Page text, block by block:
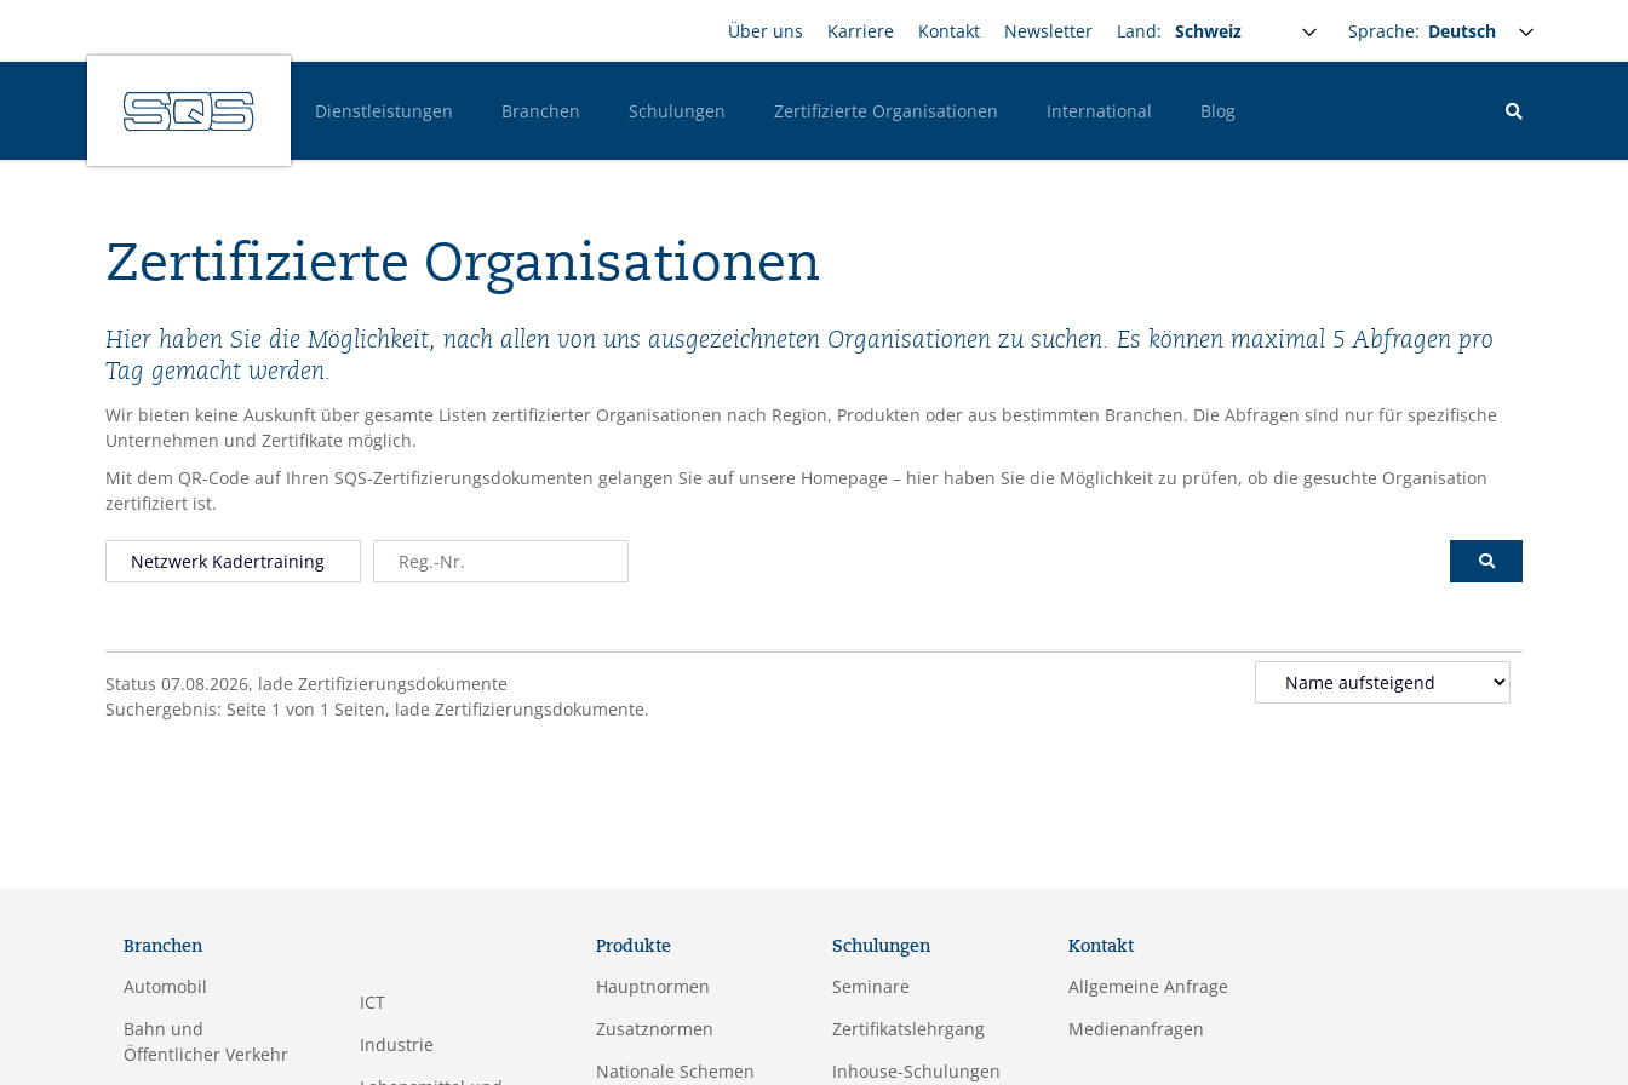
zum
Inhalt
Headernavigation
Über uns Karriere Kontakt Newsletter Land: Sprache: Select your language
Hauptnavigation Desktop
Dienstleistungen Branchen Schulungen Zertifizierte Organisationen International Blog
Zertifizierte Organisationen
Hier haben Sie die Möglichkeit, nach allen von uns ausgezeichneten Organisationen zu suchen. Es können maximal 5 Abfragen pro
Tag gemacht werden.
Wir bieten keine Auskunft über gesamte Listen zertifizierter Organisationen nach Region, Produkten oder aus bestimmten Branchen. Die Abfragen sind nur für spezifische
Unternehmen und Zertifikate möglich.
Mit dem QR-Code auf Ihren SQS-Zertifizierungsdokumenten gelangen Sie auf unsere Homepage – hier haben Sie die Möglichkeit zu prüfen, ob die gesuchte Organisation
zertifiziert ist.
Status 07.08.2026, lade Zertifizierungsdokumente
Suchergebnis: Seite 1 von 1 Seiten, lade Zertifizierungsdokumente.
Branchen
Automobil
Bahn und
Öffentlicher Verkehr
ICT
Industrie
Produkte
Hauptnormen
Zusatznormen
Nationale Schemen
Schulungen
Seminare
Zertifikatslehrgang
Inhouse-Schulungen
Kontakt
Allgemeine Anfrage
Medienanfragen